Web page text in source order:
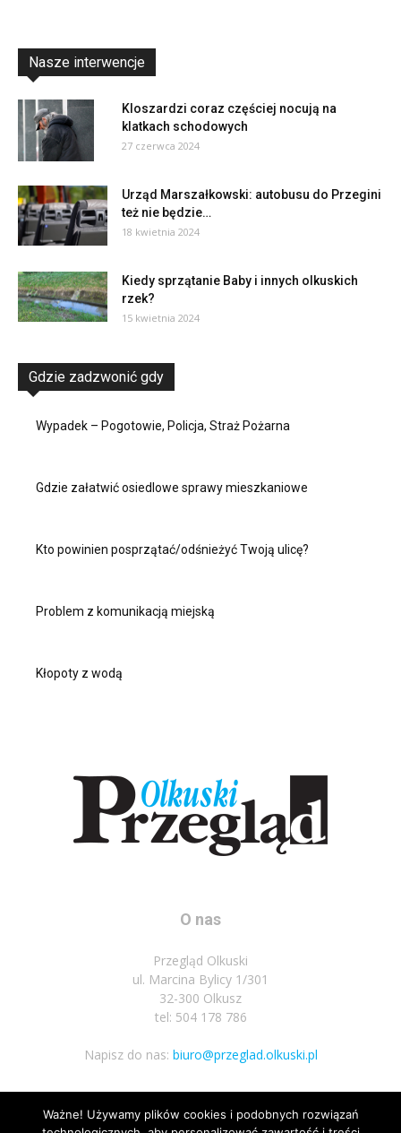
Nasze interwencje
Kloszardzi coraz częściej nocują na
klatkach schodowych
27 czerwca 2024
Urząd Marszałkowski: autobusu do Przegini
też nie będzie…
18 kwietnia 2024
Kiedy sprzątanie Baby i innych olkuskich
rzek?
15 kwietnia 2024
Gdzie zadzwonić gdy
Wypadek – Pogotowie, Policja, Straż Pożarna
Gdzie załatwić osiedlowe sprawy mieszkaniowe
Kto powinien posprzątać/odśnieżyć Twoją ulicę?
Problem z komunikacją miejską
Kłopoty z wodą
O nas
Przegląd Olkuski
ul. Marcina Bylicy 1/301
32-300 Olkusz
tel: 504 178 786
Napisz do nas: biuro@przeglad.olkuski.pl
Podążaj za nami
Ważne! Używamy plików cookies i podobnych rozwiązań